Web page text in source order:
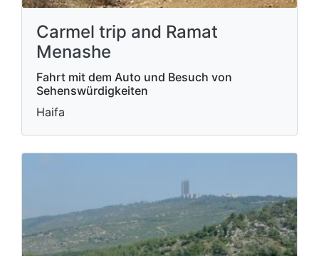
Carmel trip and Ramat
Menashe
Fahrt mit dem Auto und Besuch von
Sehenswürdigkeiten
Haifa